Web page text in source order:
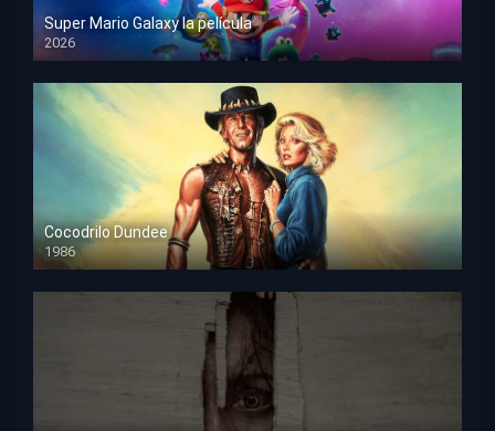
Super Mario Galaxy la película
2026
HD 1080p
Cocodrilo Dundee
1986
HD 1080p